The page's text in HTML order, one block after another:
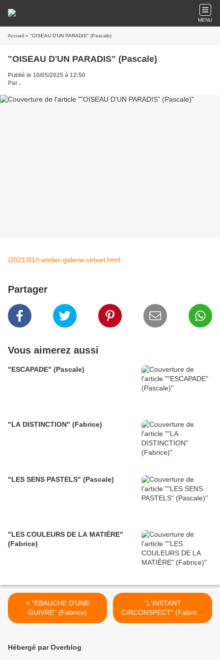
MENU
Accueil » "OISEAU D'UN PARADIS" (Pascale)
"OISEAU D'UN PARADIS" (Pascale)
Publié le 10/05/2025 à 12:50
Par .
/2021/01/l-atelier-galerie-virtuel.html
Partager
Vous aimerez aussi
"ESCAPADE" (Pascale)
"LA DISTINCTION" (Fabrice)
"LES SENS PASTELS" (Pascale)
"LES COULEURS DE LA MATIÈRE"
(Fabrice)
< "ÉBAUCHE D'UNE
GUIVRE" (Fabrice)
"L'INSTANT
CIRCONSPECT" (Fabrice)
>
Hébergé par Overblog